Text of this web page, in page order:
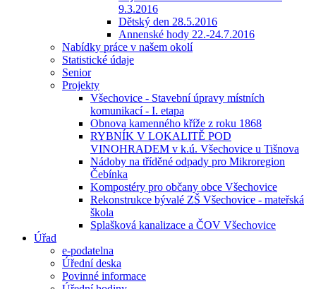
9.3.2016
Dětský den 28.5.2016
Annenské hody 22.-24.7.2016
Nabídky práce v našem okolí
Statistické údaje
Senior
Projekty
Všechovice - Stavební úpravy místních
komunikací - I. etapa
Obnova kamenného kříže z roku 1868
RYBNÍK V LOKALITĚ POD
VINOHRADEM v k.ú. Všechovice u Tišnova
Nádoby na tříděné odpady pro Mikroregion
Čebínka
Kompostéry pro občany obce Všechovice
Rekonstrukce bývalé ZŠ Všechovice - mateřská
škola
Splašková kanalizace a ČOV Všechovice
Úřad
e-podatelna
Úřední deska
Povinné informace